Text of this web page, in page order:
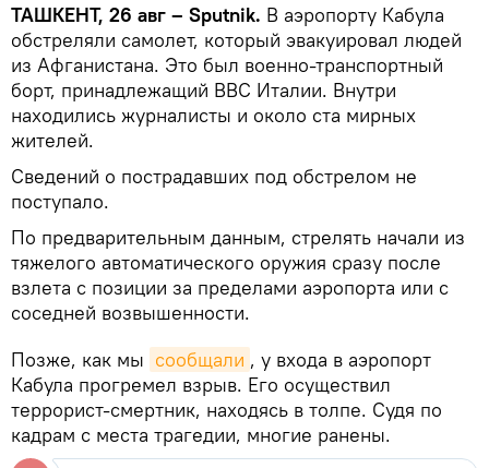
ТАШКЕНТ, 26 авг – Sputnik. В аэропорту Кабула
обстреляли самолет, который эвакуировал людей
из Афганистана. Это был военно-транспортный
борт, принадлежащий ВВС Италии. Внутри
находились журналисты и около ста мирных
жителей.
Сведений о пострадавших под обстрелом не
поступало.
По предварительным данным, стрелять начали из
тяжелого автоматического оружия сразу после
взлета с позиции за пределами аэропорта или с
соседней возвышенности.
Позже, как мы сообщали , у входа в аэропорт
Кабула прогремел взрыв. Его осуществил
террорист-смертник, находясь в толпе. Судя по
кадрам с места трагедии, многие ранены.